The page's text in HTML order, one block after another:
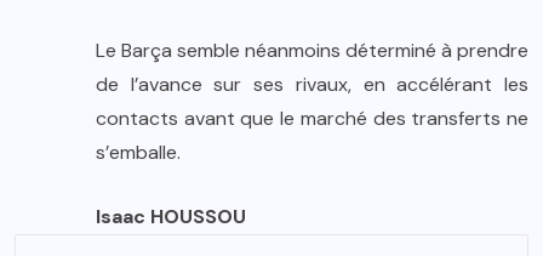
Le Barça semble néanmoins déterminé à prendre
de l’avance sur ses rivaux, en accélérant les
contacts avant que le marché des transferts ne
s’emballe.
Isaac HOUSSOU